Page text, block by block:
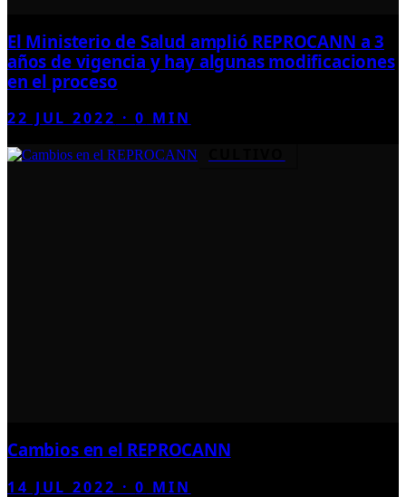
El Ministerio de Salud amplió REPROCANN a 3
años de vigencia y hay algunas modificaciones
en el proceso
22 JUL 2022 ·0 MIN
Cambios en el REPROCANN
14 JUL 2022 ·0 MIN